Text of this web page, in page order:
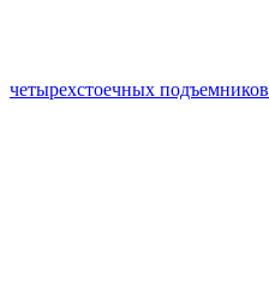
четырехстоечных подъемников